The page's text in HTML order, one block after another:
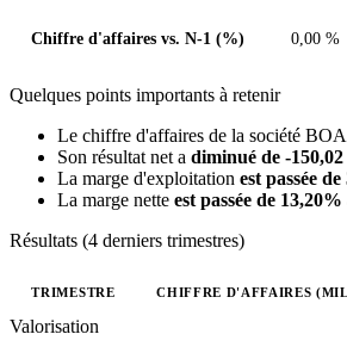
Chiffre d'affaires vs. N-1 (%) 0,00 %
Quelques points importants à retenir
Le chiffre d'affaires de la société
Son résultat net a diminué de -
La marge d'exploitation est passée
La marge nette est passée de
Résultats (4 derniers trimestres)
Valeurs trimestrielles en millions (euro)
TRIMESTRE CHIFFRE D'AFFAIRES
Valorisation